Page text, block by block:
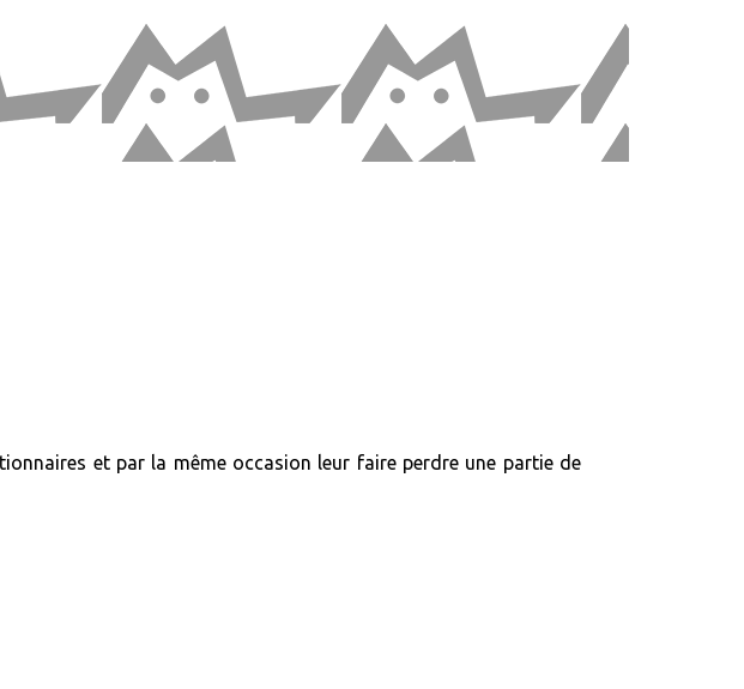
et par la même occasion leur faire perdre une partie de